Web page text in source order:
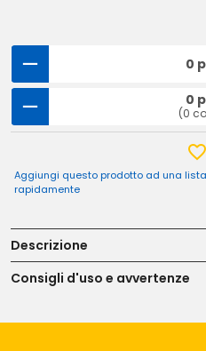
0
0
(0
Aggiungi questo prodotto ad una
rapidamente
Descrizione
Consigli d'uso e avvertenze